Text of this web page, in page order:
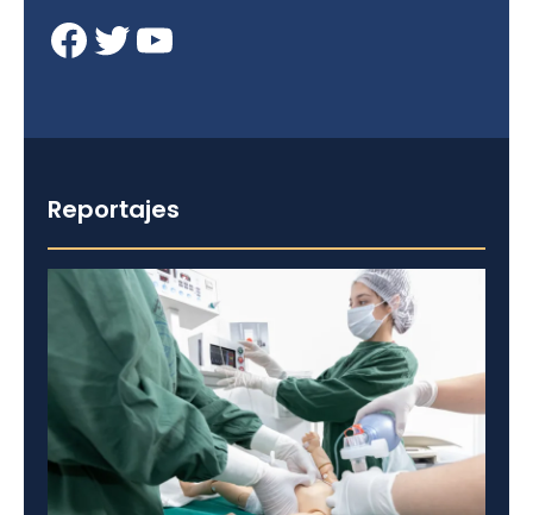
Facebook Twitter YouTube
Reportajes